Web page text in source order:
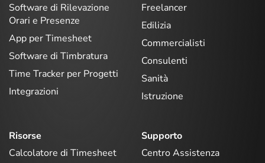
Software di Rilevazione
Orari e Presenze
App per Timesheet
Software di Timbratura
Time Tracker per Progetti
Integrazioni
Freelancer
Edilizia
Commercialisti
Consulenti
Sanità
Istruzione
Risorse
Calcolatore di Timesheet
Supporto
Centro Assistenza